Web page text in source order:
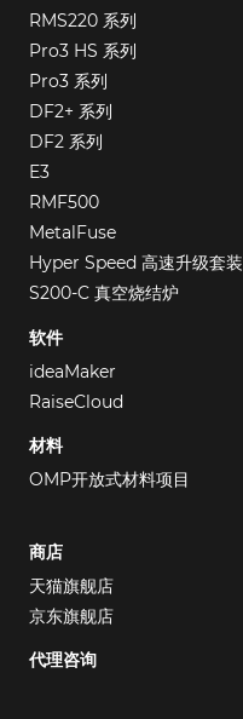
RMS220 系列
Pro3 HS 系列
Pro3 系列
DF2+ 系列
DF2 系列
E3
RMF500
MetalFuse
Hyper Speed 高速升级套装
S200-C 真空烧结炉
软件
ideaMaker
RaiseCloud
材料
OMP开放式材料项目
商店
天猫旗舰店
京东旗舰店
代理咨询